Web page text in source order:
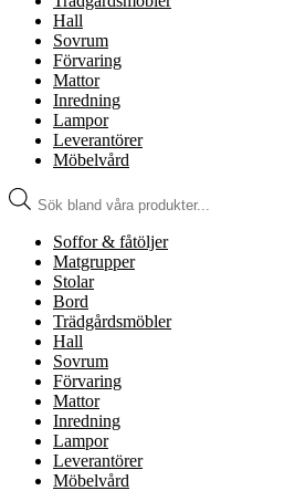
Hall
Sovrum
Förvaring
Mattor
Inredning
Lampor
Leverantörer
Möbelvård
Produktsökning
Soffor & fåtöljer
Matgrupper
Stolar
Bord
Trädgårdsmöbler
Hall
Sovrum
Förvaring
Mattor
Inredning
Lampor
Leverantörer
Möbelvård